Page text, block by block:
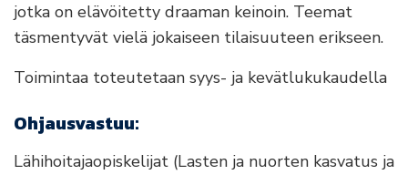
jotka on elävöitetty draaman keinoin. Teemat
täsmentyvät vielä jokaiseen tilaisuuteen erikseen.
Toimintaa toteutetaan syys- ja kevätlukukaudella
Ohjausvastuu:
Lähihoitajaopiskelijat (Lasten ja nuorten kasvatus ja